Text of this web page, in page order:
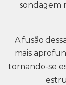
sondagem
A fusão
mais
tornando-se